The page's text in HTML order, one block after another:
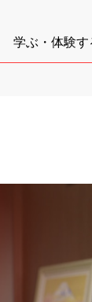
学ぶ・体験す